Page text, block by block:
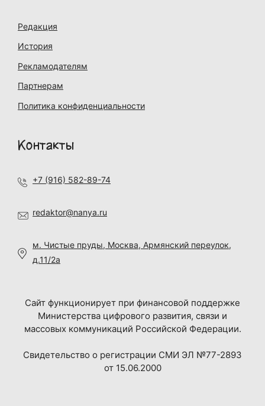
Редакция
История
Рекламодателям
Партнерам
Политика конфиденциальности
Контакты
+7 (916) 582-89-74
redaktor@nanya.ru
м. Чистые пруды, Москва, Армянский переулок,
д.11/2а
Сайт функционирует при финансовой поддержке
Министерства цифрового развития, связи и
массовых коммуникаций Российской Федерации.
Свидетельство о регистрации СМИ ЭЛ №77-2893
от 15.06.2000